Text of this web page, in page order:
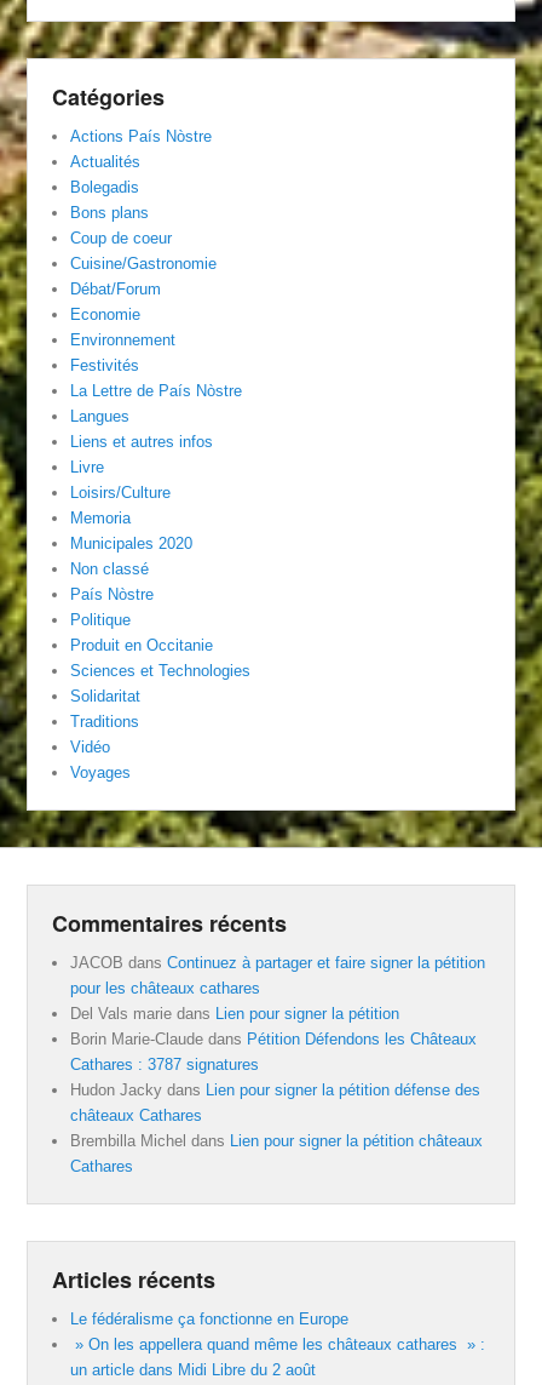
Catégories
Actions País Nòstre
Actualités
Bolegadis
Bons plans
Coup de coeur
Cuisine/Gastronomie
Débat/Forum
Economie
Environnement
Festivités
La Lettre de País Nòstre
Langues
Liens et autres infos
Livre
Loisirs/Culture
Memoria
Municipales 2020
Non classé
País Nòstre
Politique
Produit en Occitanie
Sciences et Technologies
Solidaritat
Traditions
Vidéo
Voyages
Commentaires récents
JACOB dansContinuez à partager et faire signer la pétition
pour les châteaux cathares
Del Vals marie dans Lien pour signer la pétition
Borin Marie-Claude dans Pétition Défendons les Châteaux
Cathares : 3787 signatures
Hudon Jacky dans Lien pour signer la pétition défense des
châteaux Cathares
Brembilla Michel dans Lien pour signer la pétition châteaux
Cathares
Articles récents
Le fédéralisme ça fonctionne en Europe
» On les appellera quand même les châteaux cathares » :
un article dans Midi Libre du 2 août